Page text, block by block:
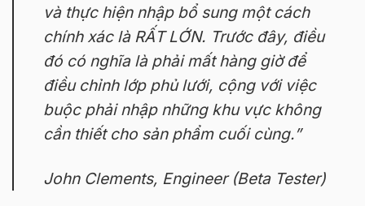
và thực hiện nhập bổ sung một cách
chính xác là RẤT LỚN. Trước đây, điều
đó có nghĩa là phải mất hàng giờ để
điều chỉnh lớp phủ lưới, cộng với việc
buộc phải nhập những khu vực không
cần thiết cho sản phẩm cuối cùng.”
John Clements, Engineer (Beta Tester)